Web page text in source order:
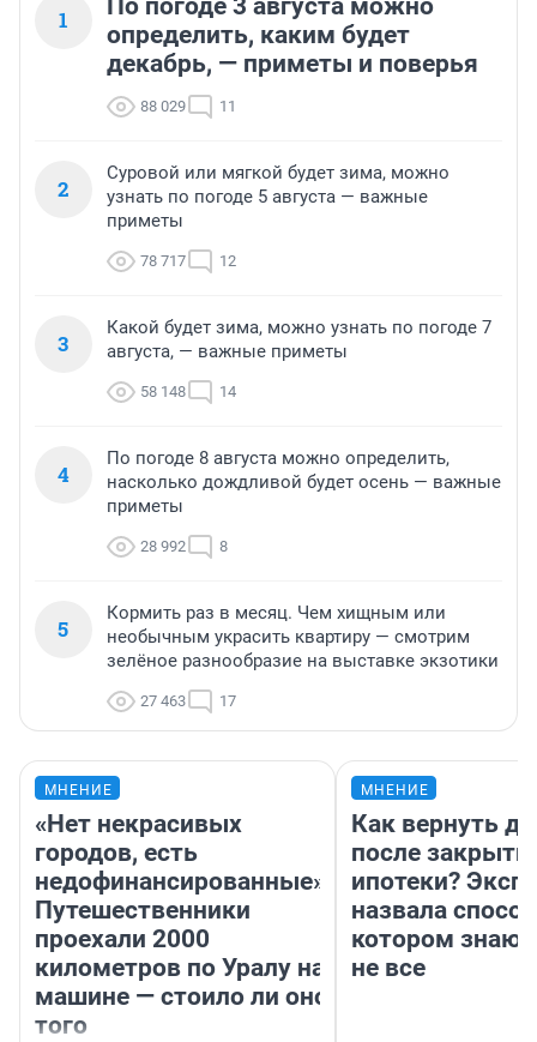
1
По погоде 3 августа можно
определить, каким будет
декабрь, — приметы и поверья
88 029 11
2
Суровой или мягкой будет зима, можно
узнать по погоде 5 августа — важные
приметы
78 717 12
3
Какой будет зима, можно узнать по погоде 7
августа, — важные приметы
58 148 14
4
По погоде 8 августа можно определить,
насколько дождливой будет осень — важные
приметы
28 992 8
5
Кормить раз в месяц. Чем хищным или
необычным украсить квартиру — смотрим
зелёное разнообразие на выставке экзотики
27 463 17
МНЕНИЕ
«Нет некрасивых
городов, есть
недофинансированные».
Путешественники
проехали 2000
километров по Уралу на
машине — стоило ли оно
того
МНЕНИЕ
Как вернуть
после
ипотеки?
назвала
котором
не все